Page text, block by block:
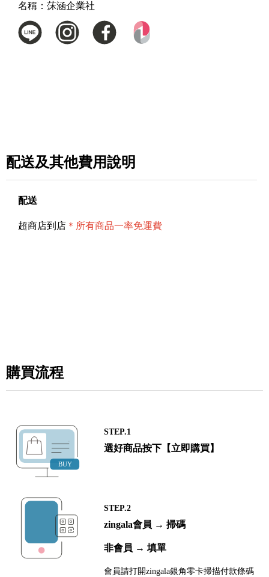
名稱： 莯涵企業社
配送及其他費用說明
配送
超商店到店 ＊所有商品一率免運費
購買流程
STEP.1
選好商品按下【立即購買】
STEP.2
zingala會員 → 掃碼
非會員 → 填單
會員請打開zingala銀角零卡掃描付款條碼